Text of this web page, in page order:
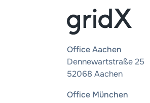
Office Aachen
Dennewartstraße 25
52068 Aachen
Office München